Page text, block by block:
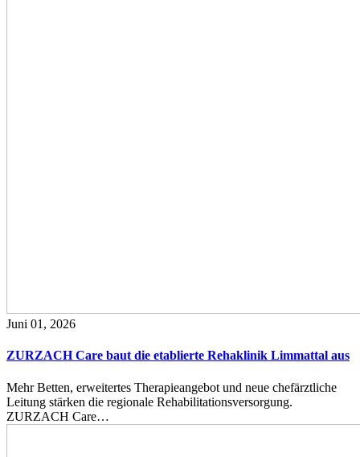
Juni 01, 2026
ZURZACH Care baut die etablierte Rehaklinik Limmattal aus
Mehr Betten, erweitertes Therapieangebot und neue chefärztliche
Leitung stärken die regionale Rehabilitationsversorgung.
ZURZACH Care…